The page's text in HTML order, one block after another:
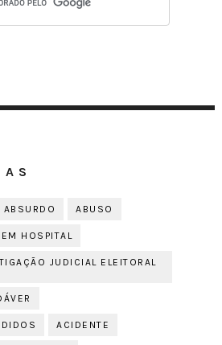
ABSURDO ABUSO
HOSPITAL
JUDICIAL ELEITORAL
ACIDENTE